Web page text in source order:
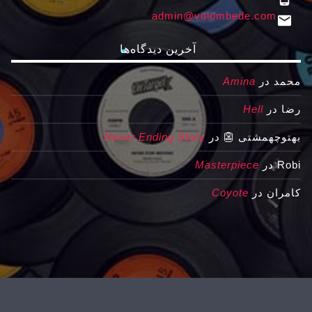
email
admin@volombede.com
آخرین دیدگاه‌ها
محمد در Amina
رضا در Hell
بهتوچهمشتی 👺 در Never Ending Story
RobiدرMasterpiece
کامران در Coyote